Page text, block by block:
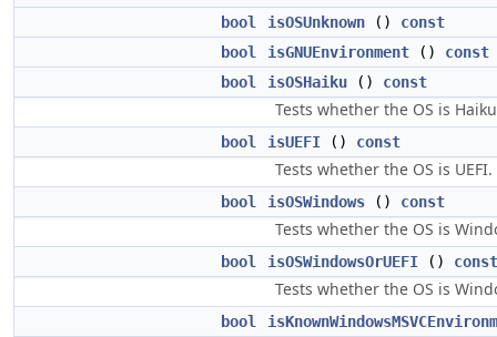
bool
isOSUnknown () const
bool
isGNUEnvironment () const
bool
isOSHaiku () const
Tests whether the OS is
bool isUEFI () const
Tests whether the OS is UEFI.
bool isOSWindows () const
Tests whether the OS is
bool isOSWindowsOrUEFI () const
Tests whether the OS is
bool